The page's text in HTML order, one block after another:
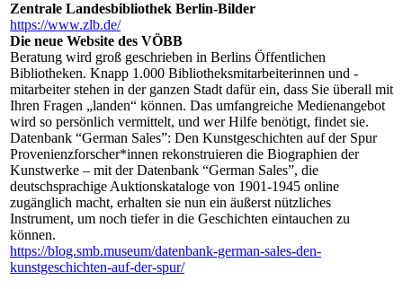
Zentrale Landesbibliothek Berlin-Bilder
https://www.zlb.de/
Die neue Website des VÖBB
Beratung wird groß geschrieben in Berlins Öffentlichen
Bibliotheken. Knapp 1.000 Bibliotheksmitarbeiterinnen und -
mitarbeiter stehen in der ganzen Stadt dafür ein, dass Sie überall mit
Ihren Fragen „landen“ können. Das umfangreiche Medienangebot
wird so persönlich vermittelt, und wer Hilfe benötigt, findet sie.
Datenbank “German Sales”: Den Kunstgeschichten auf der Spur
Provenienzforscher*innen rekonstruieren die Biographien der
Kunstwerke – mit der Datenbank “German Sales”, die
deutschsprachige Auktionskataloge von 1901-1945 online
zugänglich macht, erhalten sie nun ein äußerst nützliches
Instrument, um noch tiefer in die Geschichten eintauchen zu
können.
https://blog.smb.museum/datenbank-german-sales-den-
kunstgeschichten-auf-der-spur/